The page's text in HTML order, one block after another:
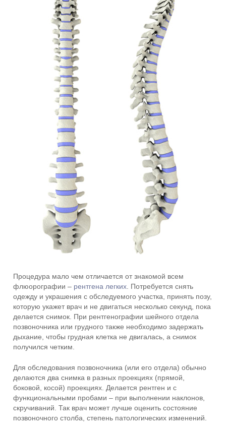
Процедура мало чем отличается от знакомой всем
флюорографии – рентгена легких . Потребуется снять
одежду и украшения с обследуемого участка, принять позу,
которую укажет врач и не двигаться несколько секунд, пока
делается снимок. При рентгенографии шейного отдела
позвоночника или грудного также необходимо задержать
дыхание, чтобы грудная клетка не двигалась, а снимок
получился четким.
Для обследования позвоночника (или его отдела) обычно
делаются два снимка в разных проекциях (прямой,
боковой, косой) проекциях. Делается рентген и с
функциональными пробами – при выполнении наклонов,
скручиваний. Так врач может лучше оценить состояние
позвоночного столба, степень патологических изменений.